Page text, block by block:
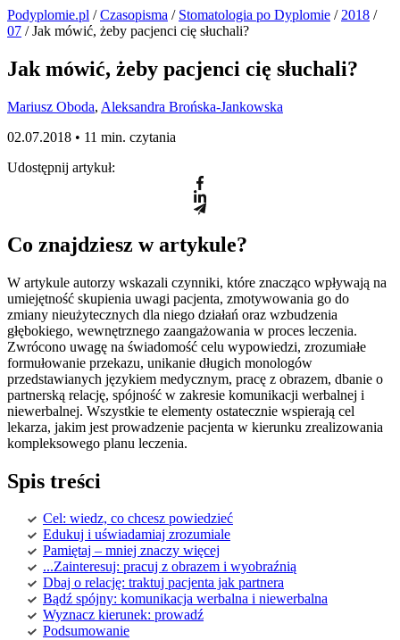
Podyplomie.pl /Czasopisma / Stomatologia po Dyplomie / 2018 /
07 / Jak mówić, żeby pacjenci cię słuchali?
Jak mówić, żeby pacjenci cię słuchali?
Mariusz Oboda, Aleksandra Brońska-Jankowska
02.07.2018 • 11 min. czytania
Udostępnij artykuł:
Co znajdziesz w artykule?
W artykule autorzy wskazali czynniki, które znacząco wpływają na
umiejętność skupienia uwagi pacjenta, zmotywowania go do
zmiany nieużytecznych dla niego działań oraz wzbudzenia
głębokiego, wewnętrznego zaangażowania w proces leczenia.
Zwrócono uwagę na świadomość celu wypowiedzi, zrozumiałe
formułowanie przekazu, unikanie długich monologów
przedstawianych językiem medycznym, pracę z obrazem, dbanie o
partnerską relację, spójność w zakresie komunikacji werbalnej i
niewerbalnej. Wszystkie te elementy ostatecznie wspierają cel
lekarza, jakim jest prowadzenie pacjenta w kierunku zrealizowania
kompleksowego planu leczenia.
Spis treści
Cel: wiedz, co chcesz powiedzieć
Edukuj i uświadamiaj zrozumiale
Pamiętaj – mniej znaczy więcej
...Zainteresuj: pracuj z obrazem i wyobraźnią
Dbaj o relację: traktuj pacjenta jak partnera
Bądź spójny: komunikacja werbalna i niewerbalna
Wyznacz kierunek: prowadź
Podsumowanie